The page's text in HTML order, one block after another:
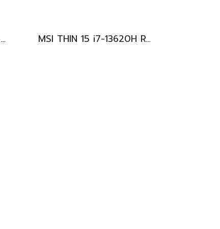
Asus V16 รุ่นใหม่ Intel Core5-210H RTX-4050(6GB) Ram16 512GB M.2 จอ16นิ้ว WUXGA 144Hz จอสวย สเปคสูง ดีไซน์ตัวเครื่องเรียบสวยดูทันสมัย พร้แมประกันศูนย์ยาวๆถึงปี2028 ขายในราคาสุดตุ้มเพียง 25,990.-เท่านั้น MSI THIN 15 i7-13620H RTX-2050(4GB) Ram8 SSD512 จอ15.6 FHD 144Hz สเปคเกมมิ่ง คีย์บอร์ดไฟสีฟ้า ดีไซน์เรียบหรู น้ำหนักเบาไม่ถึง2kg เครื่องมีประกันศูนย์พร้อมใช้งานในราคาสุดคุ้มเพียง 18,500.-เท่านั้น